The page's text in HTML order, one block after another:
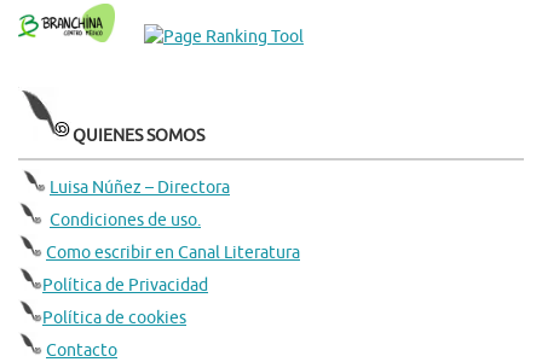
QUIENES SOMOS
Luisa Núñez – Directora
Condiciones de uso.
Como escribir en Canal Literatura
Política de Privacidad
Política de cookies
Contacto